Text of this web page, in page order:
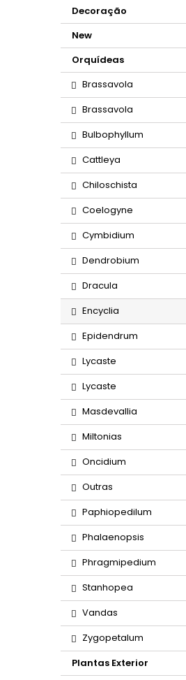
Decoração
New
Orquídeas
Brassavola
Brassavola
Bulbophyllum
Cattleya
Chiloschista
Coelogyne
Cymbidium
Dendrobium
Dracula
Encyclia
Epidendrum
Lycaste
Lycaste
Masdevallia
Miltonias
Oncidium
Outras
Paphiopedilum
Phalaenopsis
Phragmipedium
Stanhopea
Vandas
Zygopetalum
Plantas Exterior